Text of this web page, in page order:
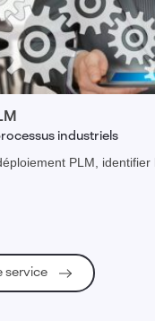
industriels
PLM, identifier
service